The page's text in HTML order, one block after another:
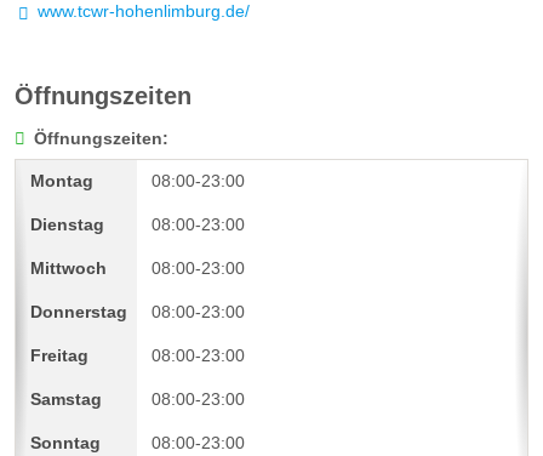
www.tcwr-hohenlimburg.de/
Öffnungszeiten
Öffnungszeiten:
08:00-23:00
08:00-23:00
08:00-23:00
08:00-23:00
08:00-23:00
08:00-23:00
08:00-23:00